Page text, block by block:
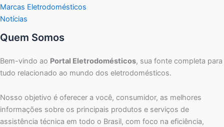
Marcas Eletrodomésticos
Notícias
Quem Somos
Bem-vindo ao Portal Eletrodomésticos, sua fonte completa para
tudo relacionado ao mundo dos eletrodomésticos.
Nosso objetivo é oferecer a você, consumidor, as melhores
informações sobre os principais produtos e serviços de
assistência técnica em todo o Brasil, com foco na eficiência,